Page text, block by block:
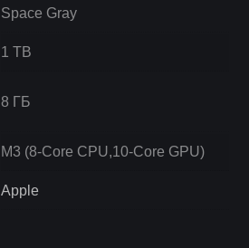
Space Gray
1 TB
8 ГБ
M3 (8-Core CPU,10-Core GPU)
Apple